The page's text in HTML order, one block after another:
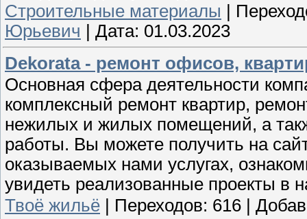
Строительные материалы |
Юрьевич | Дата: 01.03.2023
Dekorata - ремонт офисов,
Основная сфера деятельности
комплексный ремонт квартир,
нежилых и жилых помещений, а
работы. Вы можете получить на
оказываемых нами услугах,
увидеть реализованные проекты в
Твоё жильё
Переходов: 616